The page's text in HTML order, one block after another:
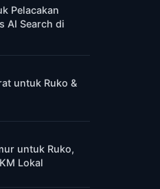
Pelacakan
AI Search di
untuk Ruko &
untuk Ruko,
Lokal